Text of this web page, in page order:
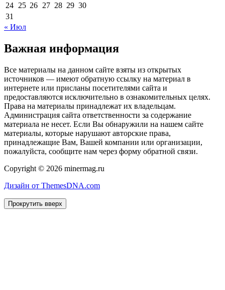
24 25 26 27 28 29 30
31
« Июл
Важная информация
Все материалы на данном сайте взяты из открытых
источников — имеют обратную ссылку на материал в
интернете или присланы посетителями сайта и
предоставляются исключительно в ознакомительных целях.
Права на материалы принадлежат их владельцам.
Администрация сайта ответственности за содержание
материала не несет. Если Вы обнаружили на нашем сайте
материалы, которые нарушают авторские права,
принадлежащие Вам, Вашей компании или организации,
пожалуйста, сообщите нам через форму обратной связи.
Copyright © 2026 minermag.ru
Дизайн от ThemesDNA.com
Прокрутить вверх